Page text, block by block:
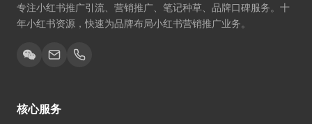
专注小红书推广引流、营销推广、笔记种草、品牌口碑服务。十
年小红书资源，快速为品牌布局小红书营销推广业务。
核心服务